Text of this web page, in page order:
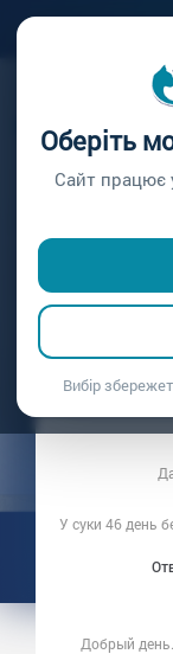
Оберіть
Сайт працює
Вибір
ЧТО
У суки 46 день
Добрый